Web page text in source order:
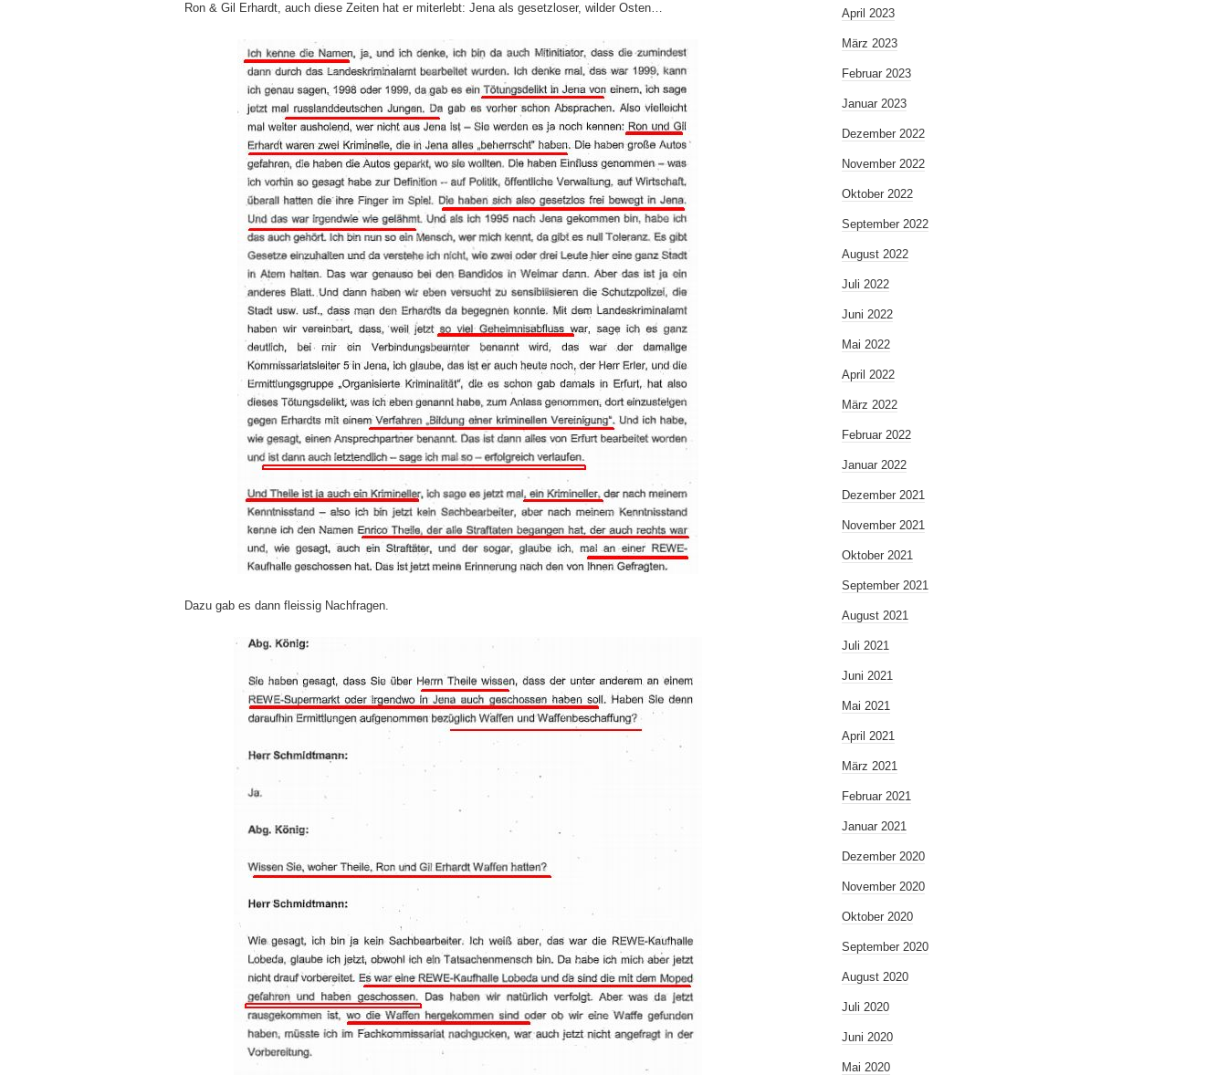
Ron & Gil Erhardt, auch diese Zeiten hat er miterlebt: Jena als gesetzloser, wilder Osten…
Dazu gab es dann fleissig Nachfragen.
April 2023
März 2023
Februar 2023
Januar 2023
Dezember 2022
November 2022
Oktober 2022
September 2022
August 2022
Juli 2022
Juni 2022
Mai 2022
April 2022
März 2022
Februar 2022
Januar 2022
Dezember 2021
November 2021
Oktober 2021
September 2021
August 2021
Juli 2021
Juni 2021
Mai 2021
April 2021
März 2021
Februar 2021
Januar 2021
Dezember 2020
November 2020
Oktober 2020
September 2020
August 2020
Juli 2020
Juni 2020
Mai 2020